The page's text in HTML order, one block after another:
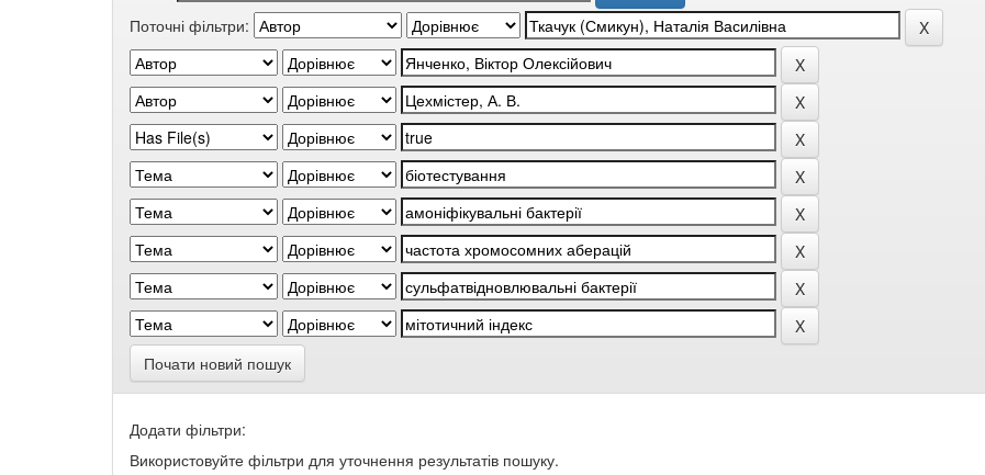
Поточні фільтри:
Почати новий пошук
Додати фільтри:
Використовуйте фільтри для уточнення результатів пошуку.